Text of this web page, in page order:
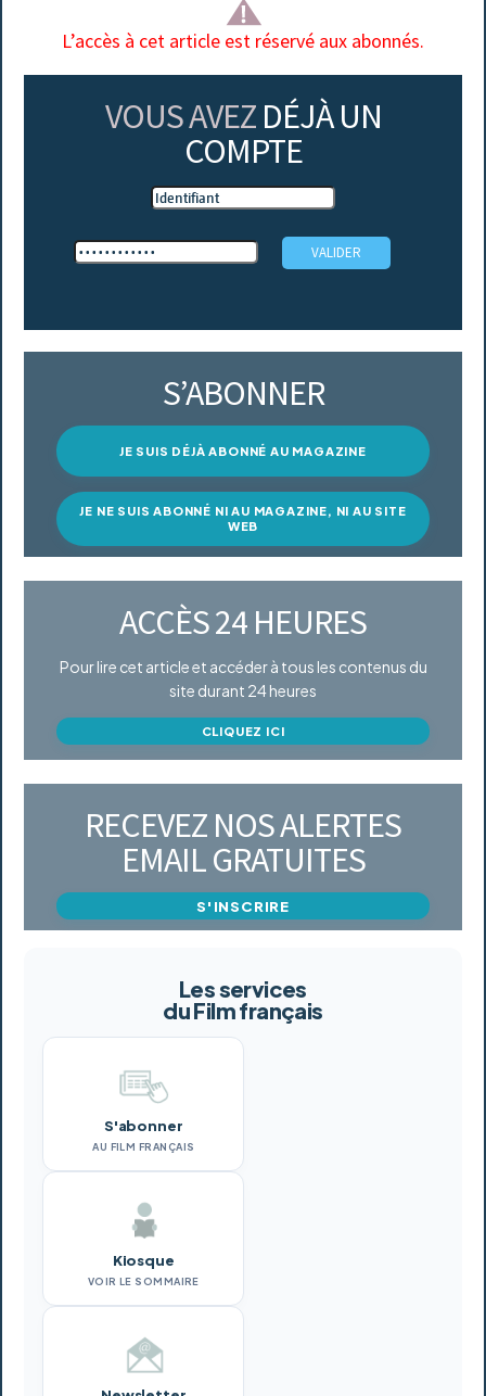
L’accès à cet article est réservé aux abonnés.
VOUS AVEZ DÉJÀ UN
COMPTE
S’ABONNER
JE SUIS DÉJÀ ABONNÉ AU MAGAZINE
JE NE SUIS ABONNÉ NI AU MAGAZINE, NI AU SITE
WEB
ACCÈS 24 HEURES
Pour lire cet article et accéder à tous les contenus du
site durant 24 heures
CLIQUEZ ICI
RECEVEZ NOS ALERTES
EMAIL GRATUITES
S'INSCRIRE
Les services
du Film français
S'abonner
AU FILM FRANÇAIS
Kiosque
VOIR LE SOMMAIRE